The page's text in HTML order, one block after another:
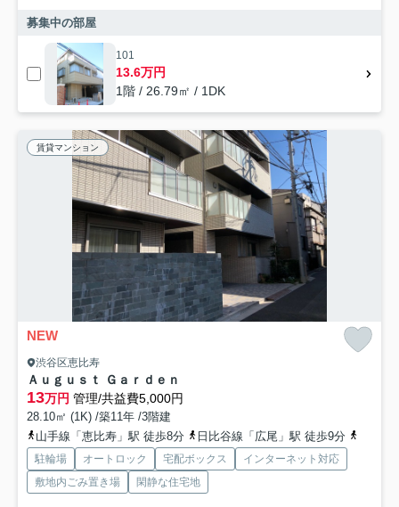
募集中の部屋
101
13.6万円
1階 / 26.79㎡ / 1DK
賃貸マンション
NEW
渋谷区恵比寿
Ａｕｇｕｓｔ Ｇａｒｄｅｎ
13万円 管理/共益費5,000円
28.10㎡ (1K) /築11年 /3階建
山手線「恵比寿」駅 徒歩8分
日比谷線「広尾」駅 徒歩9分
駐輪場 オートロック 宅配ボックス
インターネット対応
敷地内ごみ置き場
閑静な住宅地